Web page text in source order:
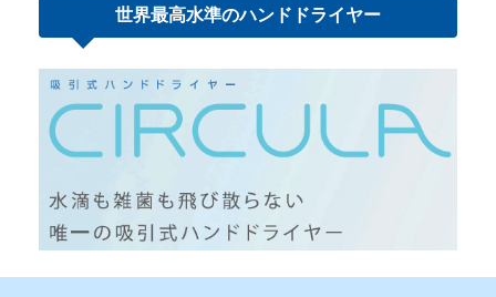
世界最高水準のハンドドライヤー